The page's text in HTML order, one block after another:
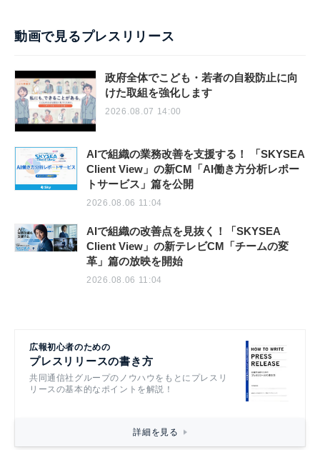
動画で見るプレスリリース
政府全体でこども・若者の自殺防止に向
けた取組を強化します
2026.08.07 14:00
AIで組織の業務改善を支援する！ 「SKYSEA
Client View」の新CM「AI働き方分析レポー
トサービス」篇を公開
2026.08.06 11:04
AIで組織の改善点を見抜く！「SKYSEA
Client View」の新テレビCM「チームの変
革」篇の放映を開始
2026.08.06 11:04
広報初心者のための
プレスリリースの書き方
共同通信社グループのノウハウをもとにプレスリ
リースの基本的なポイントを解説！
詳細を見る